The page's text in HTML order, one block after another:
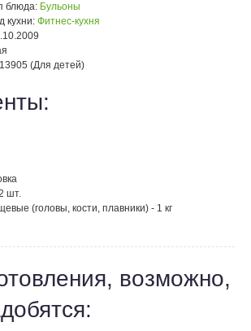
блюда: Бульоны
кухни: Фитнес-кухня
13905 (Для детей)
шт.
(головы, кости, плавники) - 1 кг
возможно,